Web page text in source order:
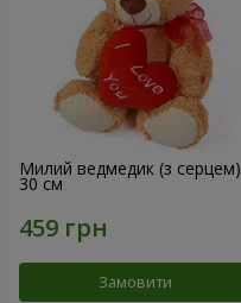
Милий ведмедик (з серцем)
30 см
Замовити